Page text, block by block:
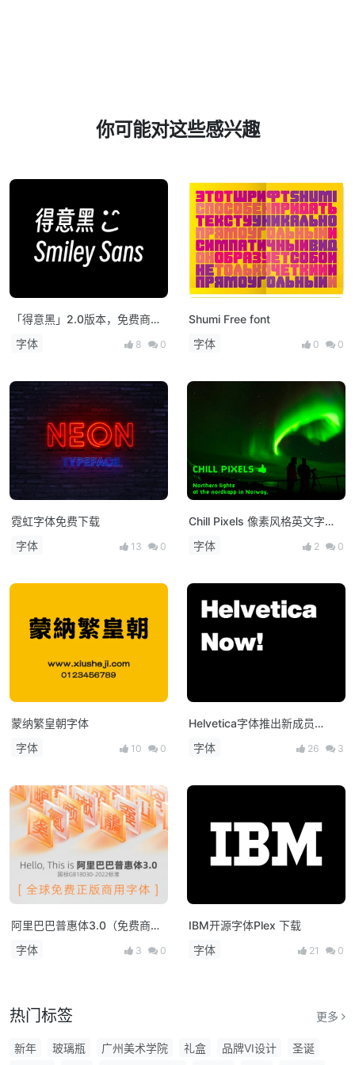
你可能对这些感兴趣
「得意黑」2.0版本，免费商用
开源字体！
字体 8 0
Shumi Free font
字体
0 0
霓虹字体免费下载
字体
13 0
Chill Pixels 像素风格英文字
体，免费商用！
字体 2 0
蒙纳繁皇朝字体
字体
10 0
Helvetica字体推出新成员
Helvetica Now!
字体 26 3
阿里巴巴普惠体3.0（免费商用
字体家族）
字体 3 0
IBM开源字体Plex 下载
字体
21 0
热门标签 更多
新年 玻璃瓶 广州美术学院 礼盒 品牌VI设计
圣诞